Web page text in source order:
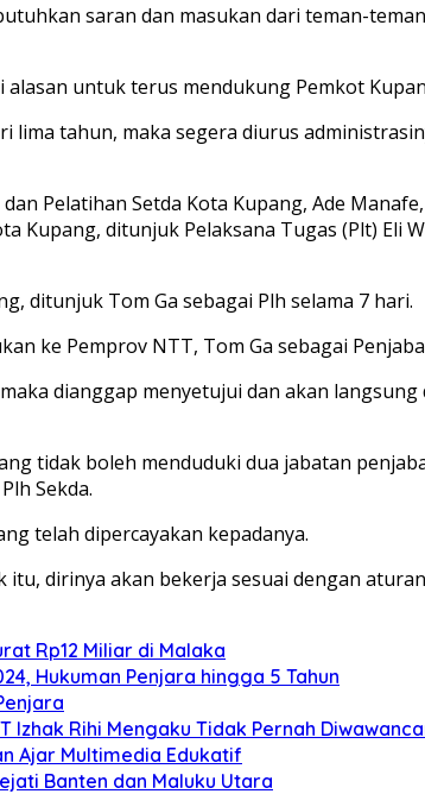
saran dan masukan dari teman-
untuk terus mendukung Pemkot
lima tahun, maka segera diurus
Pelatihan Setda Kota Kupang, Ade
Kupang, ditunjuk Pelaksana Tugas (Plt) Eli
ditunjuk Tom Ga sebagai Plh selama 7 hari.
ke Pemprov NTT, Tom Ga sebagai
dianggap menyetujui dan akan
tidak boleh menduduki dua jabatan
Sekda.
telah dipercayakan kepadanya.
dirinya akan bekerja sesuai dengan
Rp12 Miliar di Malaka
Hukuman Penjara hingga 5 Tahun
Izhak Rihi Mengaku Tidak Pernah
Ajar Multimedia Edukatif
Banten dan Maluku Utara